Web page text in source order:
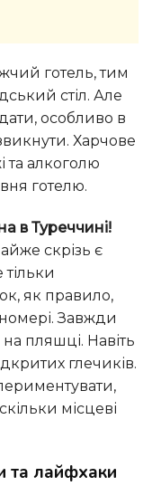
стіл. Але
особливо в
Харчове
та алкоголю
готелю.
в Туреччині!
скрізь є
як правило,
Завжди
пляшці. Навіть
глечиків.
місцеві
та лайфхаки